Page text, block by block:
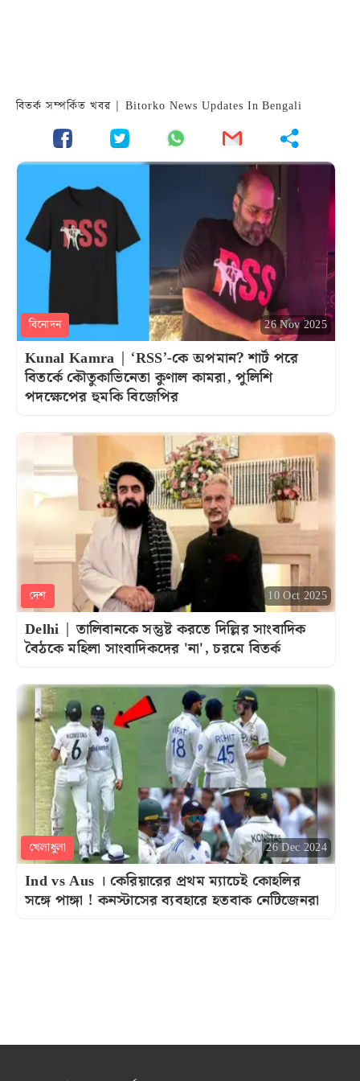
বিতর্ক সম্পর্কিত খবর | Bitorko News Updates In Bengali
বিনোদন 26 Nov 2025
Kunal Kamra | ‘RSS’-কে অপমান? শার্ট পরে
বিতর্কে কৌতুকাভিনেতা কুণাল কামরা, পুলিশি
পদক্ষেপের হুমকি বিজেপির
দেশ 10 Oct 2025
Delhi | তালিবানকে সন্তুষ্ট করতে দিল্লির সাংবাদিক
বৈঠকে মহিলা সাংবাদিকদের 'না', চরমে বিতর্ক
খেলাধুলা 26 Dec 2024
Ind vs Aus । কেরিয়ারের প্রথম ম্যাচেই কোহলির
সঙ্গে পাঙ্গা ! কনস্টাসের ব্যবহারে হতবাক নেটিজেনরা